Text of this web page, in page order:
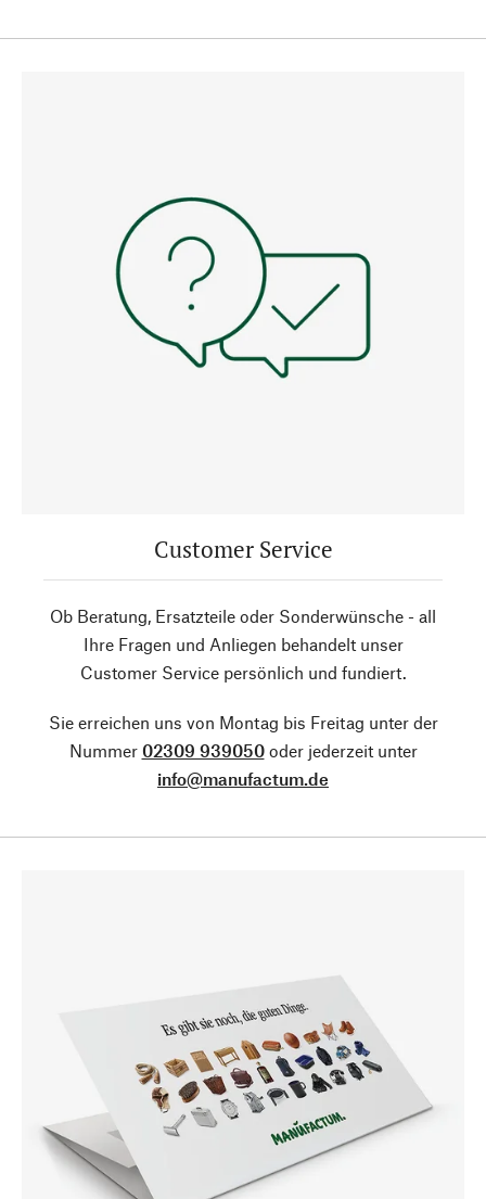
Customer Service
Ob Beratung, Ersatzteile oder Sonderwünsche - all
Ihre Fragen und Anliegen behandelt unser
Customer Service persönlich und fundiert.
Sie erreichen uns von Montag bis Freitag unter der
Nummer 02309 939050oder jederzeit unter
info@manufactum.de